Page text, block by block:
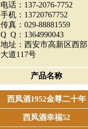
电话：137-2076-7752
手机：13720767752
传真：029-88881559
Q Q：1364990043
地址：西安市高新区西部
大道117号
产品名称
西凤酒1952金尊二十年
西凤酒幸福52